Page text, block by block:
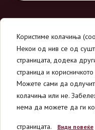
© 2026Вино
Сите
Користиме колачиња
Некои од нив се од
страницата, додека
страница и
Можете сами да
колачиња или не.
нема да можете да ги
страницата. Види повеќе